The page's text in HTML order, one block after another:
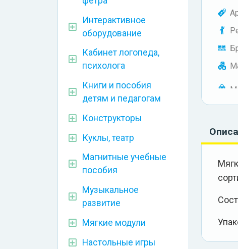
Интерактивное
оборудование
Кабинет логопеда,
психолога
Книги и пособия
детям и педагогам
Конструкторы
Куклы, театр
Магнитные учебные
пособия
Музыкальное
развитие
Мягкие модули
Настольные игры